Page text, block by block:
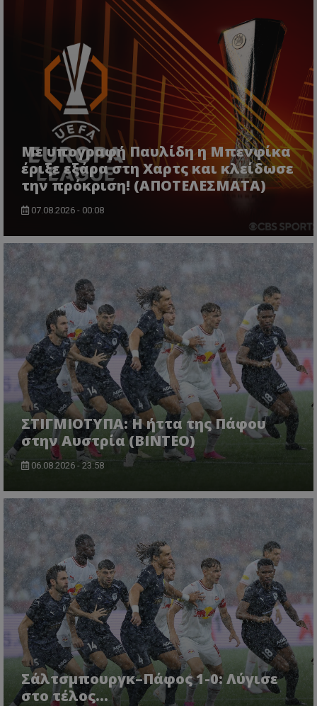
Με υπογραφή Παυλίδη η Μπενφίκα
έριξε εξάρα στη Χαρτς και κλείδωσε
την πρόκριση! (ΑΠΟΤΕΛΕΣΜΑΤΑ)
07.08.2026 - 00:08
ΣΤΙΓΜΙΟΤΥΠΑ: Η ήττα της Πάφου
στην Αυστρία (ΒΙΝΤΕΟ)
06.08.2026 - 23:58
Σάλτσμπουργκ–Πάφος 1-0: Λύγισε
στο τέλος...